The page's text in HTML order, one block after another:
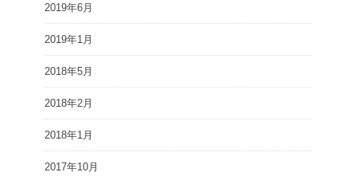
2019年6月
2019年1月
2018年5月
2018年2月
2018年1月
2017年10月